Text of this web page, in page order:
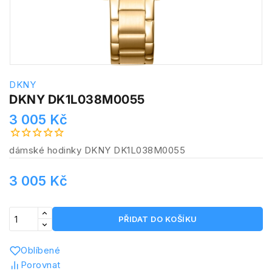
DKNY
DKNY DK1L038M0055
3 005 Kč
dámské hodinky DKNY DK1L038M0055
3 005 Kč
PŘIDAT DO KOŠÍKU
Oblíbené
Porovnat